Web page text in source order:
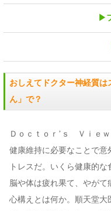
▶
おしえてドクター神経質
ん」で？
Ｄｏｃｔｏｒ’ｓ Ｖｉｅｗ
健康維持に必要なことで意
トレスだ。いくら健康的
脳や体は疲れ果て、やが
心構えとは何か。順天堂大